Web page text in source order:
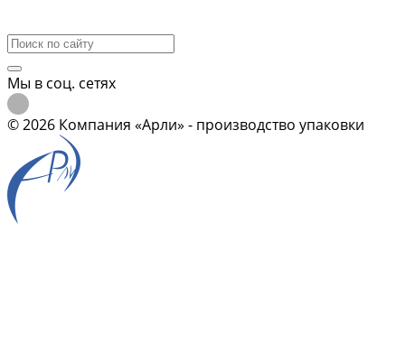
Мы в соц. сетях
© 2026 Компания «Арли» - производство упаковки